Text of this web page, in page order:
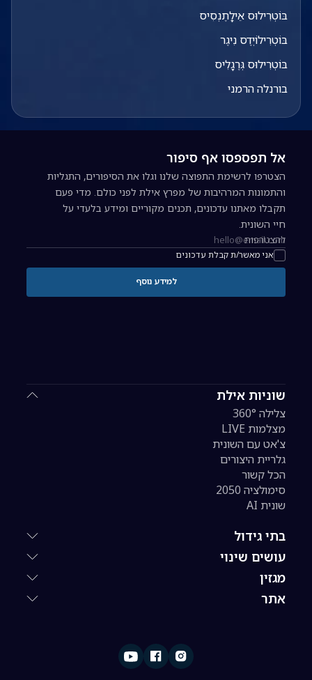
בּוֹטְרִילוּס אֵילָתֶנְסִיס
בּוֹטְרִילוֹיְדֶס נִיגֶר
בּוֹטְרִילוּס גְּרֶגָלִיס
בורנלה הרמני
שוניות אילת
צלילה 360°
מצלמות LIVE
צ'אט עם השונית
גלריית היצורים
הכל קשור
סימולציה 2050
שונית AI
בתי גידול
עושים שינוי
מגזין
אתר
אל תפספסו אף סיפור
הצטרפו לרשימת התפוצה שלנו וגלו את הסיפורים, התגליות
והתמונות המרהיבות של מפרץ אילת לפני כולם. מדי פעם
תקבלו מאתנו עדכונים, תכנים מקוריים ומידע בלעדי על
חיי השונית.
כתובת אימייל להרשמה לניוזלטר
אני מאשר/ת קבלת עדכונים
להצטרפות
למידע נוסף